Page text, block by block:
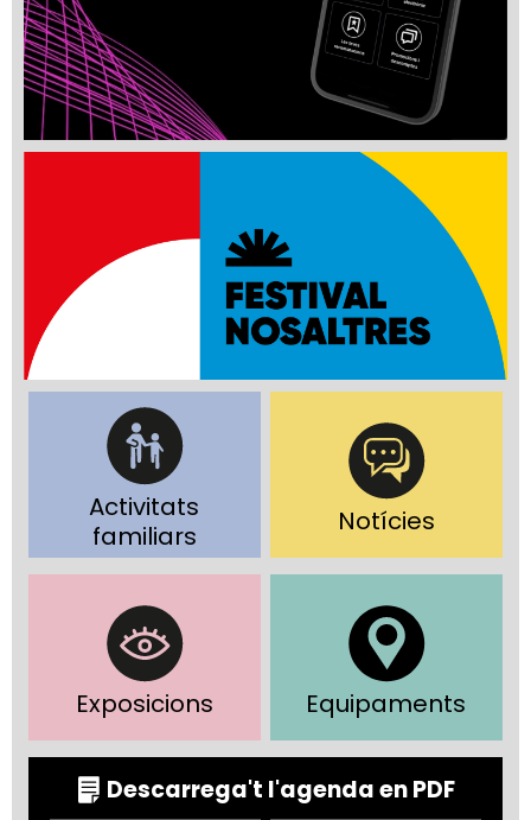
Activitats
familiars
Notícies
Exposicions Equipaments
Descarrega't l'agenda en PDF